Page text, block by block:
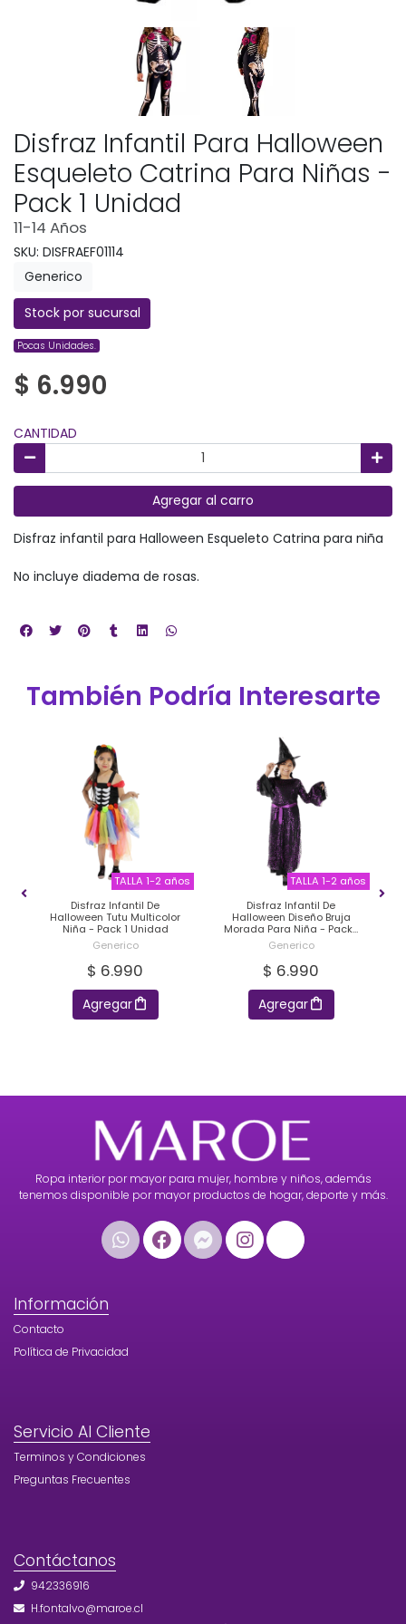
Disfraz Infantil Para Halloween
Esqueleto Catrina Para Niñas -
Pack 1 Unidad
11-14 Años
SKU: DISFRAEF01114
Generico
Stock por sucursal
Pocas Unidades.
$ 6.990
CANTIDAD
Agregar al carro
Disfraz infantil para Halloween Esqueleto Catrina para niña
No incluye diadema de rosas.
También Podría Interesarte
TALLA 1-2 años
Disfraz Infantil De
Halloween Tutu Multicolor
Niña - Pack 1 Unidad
Generico
$ 6.990
Agregar
TALLA 1-2 años
Disfraz Infantil De
Halloween Diseño Bruja
Morada Para Niña - Pack 1
Unidad
Generico
$ 6.990
Agregar
Ropa interior por mayor para mujer, hombre y niños, además
tenemos disponible por mayor productos de hogar, deporte y más.
Información
Contacto
Política de Privacidad
Servicio Al Cliente
Terminos y Condiciones
Preguntas Frecuentes
Contáctanos
942336916
H.fontalvo@maroe.cl